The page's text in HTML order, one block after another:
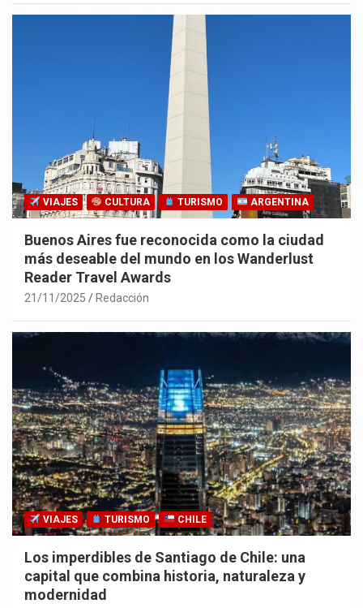
VIAJES CULTURA TURISMO ARGENTINA
Buenos Aires fue reconocida como la ciudad
más deseable del mundo en los Wanderlust
Reader Travel Awards
21/11/2025 Redacción
VIAJES TURISMO CHILE
Los imperdibles de Santiago de Chile: una
capital que combina historia, naturaleza y
modernidad